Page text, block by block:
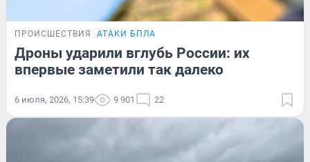
ПРОИСШЕСТВИЯ АТАКИ БПЛА
Дроны ударили вглубь России: их
впервые заметили так далеко
6 июля, 2026, 15:39 9 901 22